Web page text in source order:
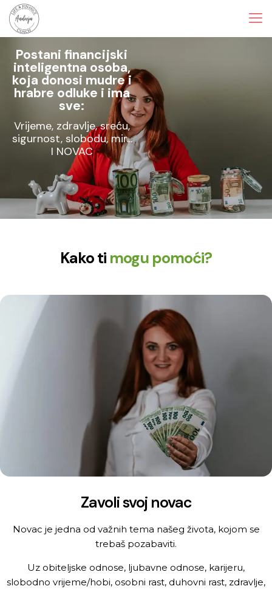
Vrijeme, zdravlje, sreću,
sigurnost, slobodu, mir...
I NOVAC
Postani financijski
inteligentna osoba,
koja donosi mudre i
hrabre odluke i ima
sve:
Kako ti mogu pomoći?
Zavoli svoj novac
Novac je jedna od važnih tema našeg života, kojom se
trebaš pozabaviti.
Uz obiteljske odnose, ljubavne odnose, karijeru,
slobodno vrijeme/hobi, osobni rast, duhovni rast, zdravlje,